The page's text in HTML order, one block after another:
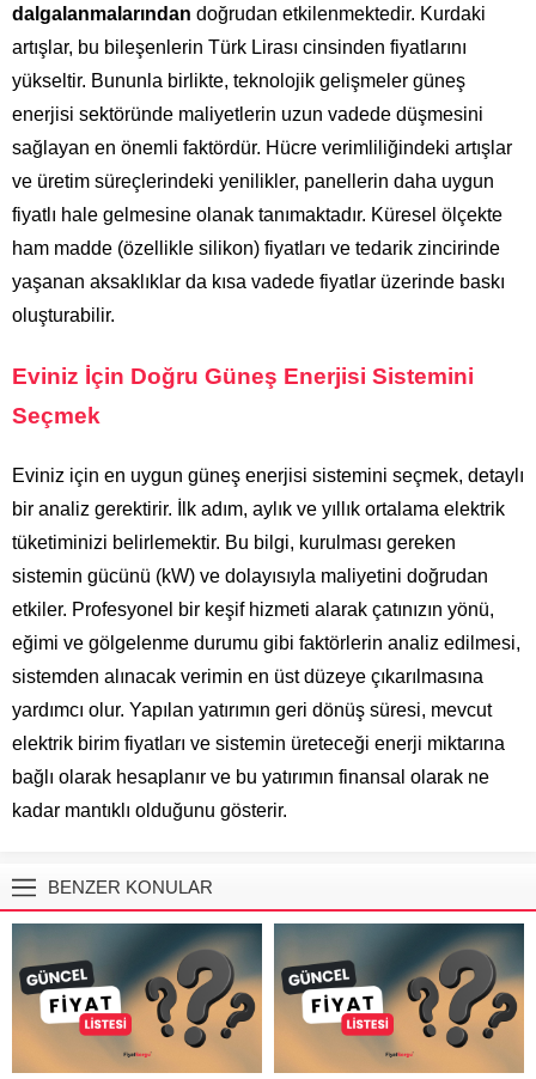
dalgalanmalarından doğrudan etkilenmektedir. Kurdaki
artışlar, bu bileşenlerin Türk Lirası cinsinden fiyatlarını
yükseltir. Bununla birlikte, teknolojik gelişmeler güneş
enerjisi sektöründe maliyetlerin uzun vadede düşmesini
sağlayan en önemli faktördür. Hücre verimliliğindeki artışlar
ve üretim süreçlerindeki yenilikler, panellerin daha uygun
fiyatlı hale gelmesine olanak tanımaktadır. Küresel ölçekte
ham madde (özellikle silikon) fiyatları ve tedarik zincirinde
yaşanan aksaklıklar da kısa vadede fiyatlar üzerinde baskı
oluşturabilir.
Eviniz İçin Doğru Güneş Enerjisi Sistemini
Seçmek
Eviniz için en uygun güneş enerjisi sistemini seçmek, detaylı
bir analiz gerektirir. İlk adım, aylık ve yıllık ortalama elektrik
tüketiminizi belirlemektir. Bu bilgi, kurulması gereken
sistemin gücünü (kW) ve dolayısıyla maliyetini doğrudan
etkiler. Profesyonel bir keşif hizmeti alarak çatınızın yönü,
eğimi ve gölgelenme durumu gibi faktörlerin analiz edilmesi,
sistemden alınacak verimin en üst düzeye çıkarılmasına
yardımcı olur. Yapılan yatırımın geri dönüş süresi, mevcut
elektrik birim fiyatları ve sistemin üreteceği enerji miktarına
bağlı olarak hesaplanır ve bu yatırımın finansal olarak ne
kadar mantıklı olduğunu gösterir.
BENZER KONULAR